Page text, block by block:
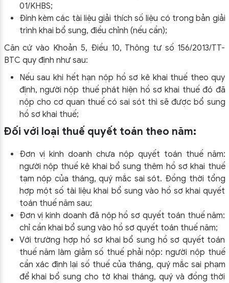
01/KHBS;
Đính kèm các tài liệu giải thích số liệu có trong bản giải
trình khai bổ sung, điều chỉnh (nếu cần);
Căn cứ vào Khoản 5, Điều 10, Thông tư số 156/2013/TT-
BTC quy định như sau:
Nếu sau khi hết hạn nộp hồ sơ kê khai thuế theo quy
định, người nộp thuế phát hiện hồ sơ khai thuế đó đã
nộp cho cơ quan thuế có sai sót thì sẽ được bổ sung
hồ sơ khai thuế;
Đối với loại thuế quyết toán theo năm:
Đơn vị kinh doanh chưa nộp quyết toán thuế năm:
người nộp thuế kê khai bổ sung thêm hồ sơ khai thuế
tạm nộp của tháng, quý mắc sai sót. Đồng thời tổng
hợp một số tài liệu khai bổ sung vào hồ sơ khai quyết
toán thuế năm sau;
Đơn vị kinh doanh đã nộp hồ sơ quyết toán thuế năm:
chỉ cần khai bổ sung vào hồ sơ quyết toán thuế năm;
Với trường hợp hồ sơ khai bổ sung hồ sơ quyết toán
thuế năm làm giảm số thuế phải nộp: người nộp thuế
cần xác định lại số thuế của tháng, quý mắc sai phạm
để khai bổ sung cho tờ khai tháng, quý và đồng thời